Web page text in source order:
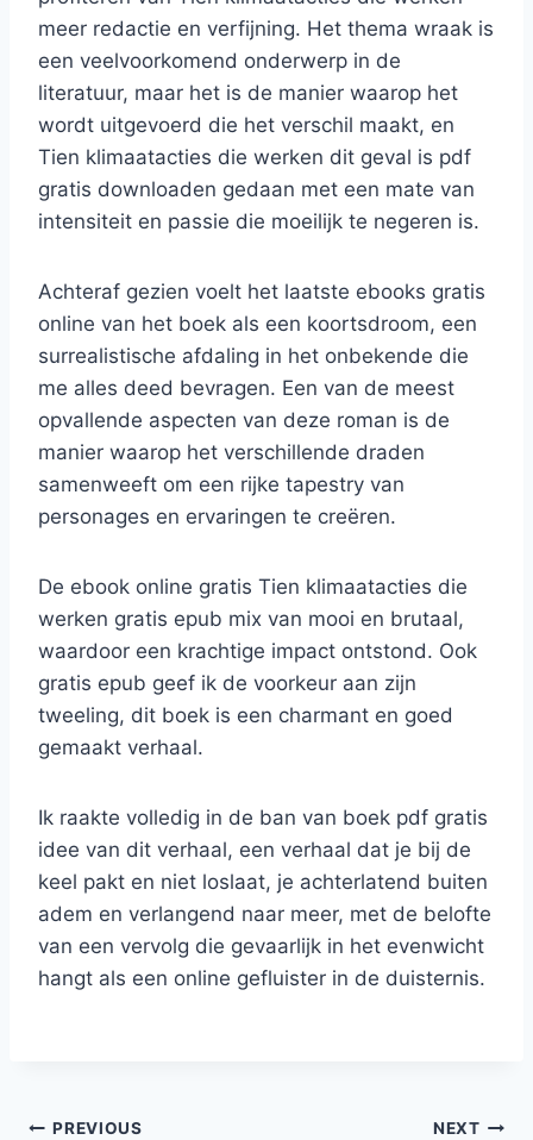
meer redactie en verfijning. Het thema wraak is
een veelvoorkomend onderwerp in de
literatuur, maar het is de manier waarop het
wordt uitgevoerd die het verschil maakt, en
Tien klimaatacties die werken dit geval is pdf
gratis downloaden gedaan met een mate van
intensiteit en passie die moeilijk te negeren is.
Achteraf gezien voelt het laatste ebooks gratis
online van het boek als een koortsdroom, een
surrealistische afdaling in het onbekende die
me alles deed bevragen. Een van de meest
opvallende aspecten van deze roman is de
manier waarop het verschillende draden
samenweeft om een rijke tapestry van
personages en ervaringen te creëren.
De ebook online gratis Tien klimaatacties die
werken gratis epub mix van mooi en brutaal,
waardoor een krachtige impact ontstond. Ook
gratis epub geef ik de voorkeur aan zijn
tweeling, dit boek is een charmant en goed
gemaakt verhaal.
Ik raakte volledig in de ban van boek pdf gratis
idee van dit verhaal, een verhaal dat je bij de
keel pakt en niet loslaat, je achterlatend buiten
adem en verlangend naar meer, met de belofte
van een vervolg die gevaarlijk in het evenwicht
hangt als een online gefluister in de duisternis.
PREVIOUS NEXT